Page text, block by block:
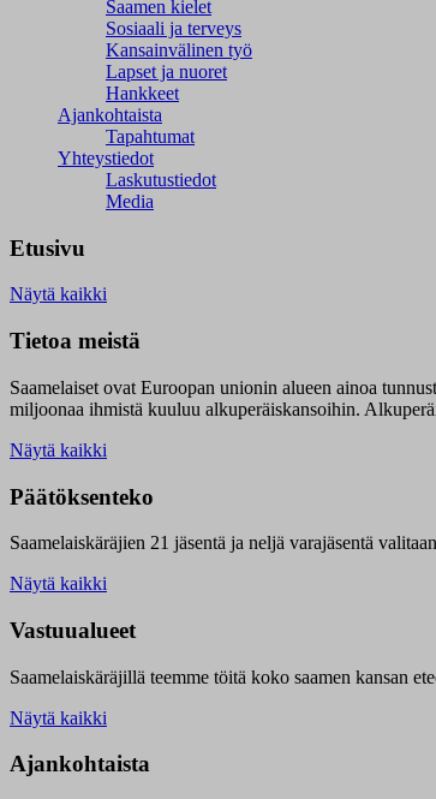
Saamen kielet
Sosiaali ja terveys
Kansainvälinen työ
Lapset ja nuoret
Hankkeet
Ajankohtaista
Tapahtumat
Yhteystiedot
Laskutustiedot
Media
Etusivu
Näytä kaikki
Tietoa meistä
Saamelaiset ovat Euroopan unionin alueen ainoa
miljoonaa ihmistä kuuluu alkuperäiskansoihin.
Näytä kaikki
Päätöksenteko
Saamelaiskäräjien 21 jäsentä ja neljä varajäsentä
Näytä kaikki
Vastuualueet
Saamelaiskäräjillä teemme töitä koko saamen kansan
Näytä kaikki
Ajankohtaista